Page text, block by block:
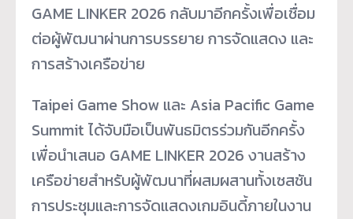
GAME LINKER 2026 กลับมาอีกครั้งเพื่อเชื่อม
ต่อผู้พัฒนาผ่านการบรรยาย การจัดแสดง และ
การสร้างเครือข่าย
Taipei Game Show และ Asia Pacific Game
Summit ได้จับมือเป็นพันธมิตรร่วมกันอีกครั้ง
เพื่อนำเสนอ GAME LINKER 2026 งานสร้าง
เครือข่ายสำหรับผู้พัฒนาที่ผสมผสานทั้งเซสชัน
การประชุมและการจัดแสดงเกมอินดี้ภายในงาน